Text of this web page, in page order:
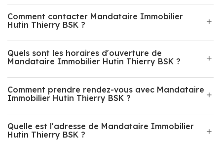
Comment contacter Mandataire Immobilier
Hutin Thierry BSK ?
Quels sont les horaires d'ouverture de
Mandataire Immobilier Hutin Thierry BSK ?
Comment prendre rendez-vous avec Mandataire
Immobilier Hutin Thierry BSK ?
Quelle est l'adresse de Mandataire Immobilier
Hutin Thierry BSK ?